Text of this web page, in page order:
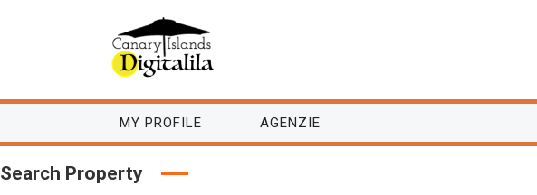
MY PROFILE AGENZIE
Search Property